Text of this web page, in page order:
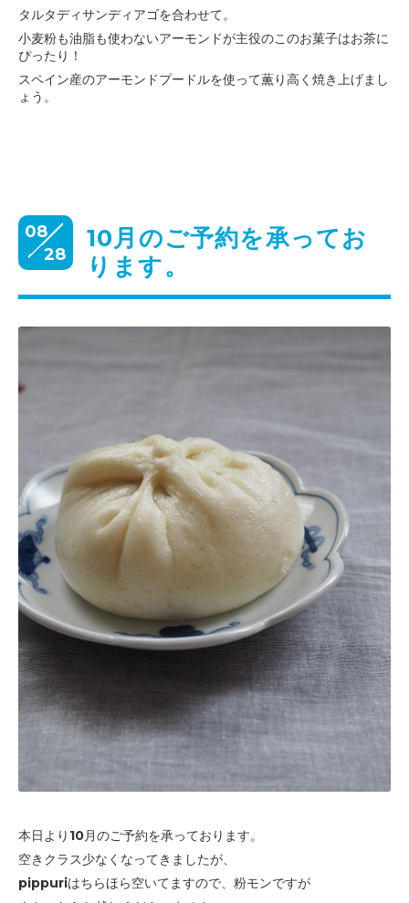
タルタディサンディアゴを合わせて。
小麦粉も油脂も使わないアーモンドが主役のこのお菓子はお茶に
ぴったり！
スペイン産のアーモンドプードルを使って薫り高く焼き上げまし
ょう。
08
28
10月のご予約を承ってお
ります。
本日より10月のご予約を承っております。
空きクラス少なくなってきましたが、
pippuriはちらほら空いてますので、粉モンですが